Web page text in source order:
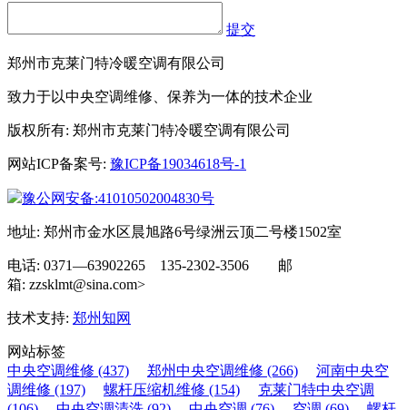
提交
郑州市克莱门特冷暖空调有限公司
致力于以中央空调维修、保养为一体的技术企业
版权所有: 郑州市克莱门特冷暖空调有限公司
网站ICP备案号: 豫ICP备19034618号-1
豫公网安备:41010502004830号
地址: 郑州市金水区晨旭路6号绿洲云顶二号楼1502室
电话: 0371—63902265 135-2302-3506 邮
箱: zzsklmt@sina.com>
技术支持: 郑州知网
网站标签
中央空调维修 (437)
郑州中央空调维修 (266)
河南中央空
调维修 (197)
螺杆压缩机维修 (154)
克莱门特中央空调